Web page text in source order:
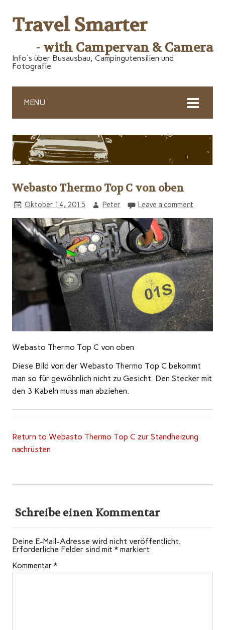
Travel Smarter
- with Campervan & Camera
Info's über Busausbau, Campingutensilien und
Fotografie
MENU
Webasto Thermo Top C von oben
Oktober 14, 2015 Peter Leave a comment
Webasto Thermo Top C von oben
Diese Bild von der Webasto Thermo Top C bekommt
man so für gewöhnlich nicht zu Gesicht. Den Stecker mit
den 3 Kabeln muss man abziehen.
Return to Webasto Thermo Top C zur Standheizung
nachrüsten
Schreibe einen Kommentar
Deine E-Mail-Adresse wird nicht veröffentlicht.
Erforderliche Felder sind mit * markiert
Kommentar *